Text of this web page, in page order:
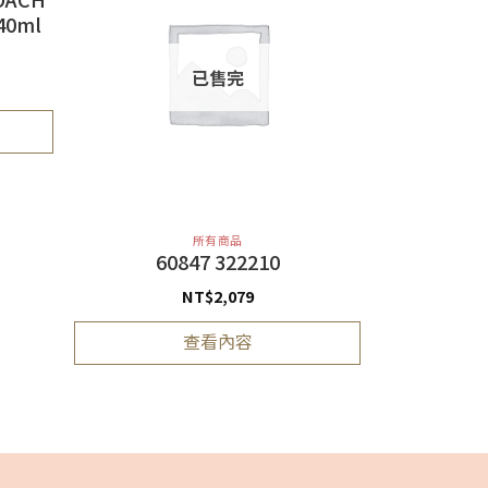
已售完
所有商品
60847 322210
NT$2,079
查看內容